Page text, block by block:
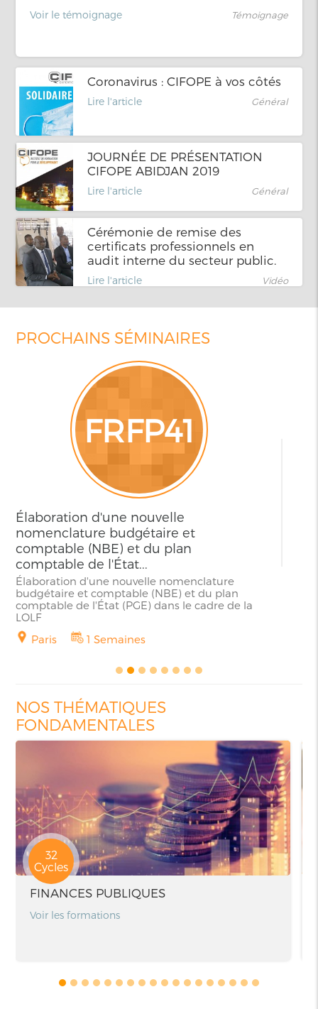
Voir le témoignage Témoignage
Coronavirus : CIFOPE à vos côtés
Lire l'article Général
JOURNÉE DE PRÉSENTATION
CIFOPE ABIDJAN 2019
Lire l'article Général
Cérémonie de remise des
certificats professionnels en
audit interne du secteur public.
Lire l'article Vidéo
PROCHAINS SÉMINAIRES
de la
CAIP13
J'y
participe
Planification stratégique,
programmation des investissements
publics (PIP) et partenariats public-
Planification stratégique, programmation
investissements publics (PIP) et partenariats
public-privé (PPP) dans le cadre des budgets
programmes
NOS THÉMATIQUES
FONDAMENTALES
32
Cycles
FINANCES PUBLIQUES
Voir les formations